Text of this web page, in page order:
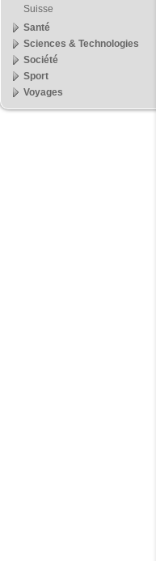
Suisse
Santé
Sciences & Technologies
Société
Sport
Voyages